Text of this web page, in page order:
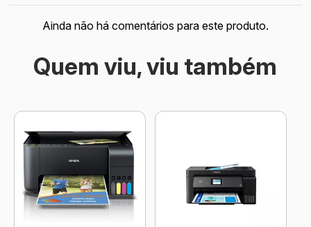
Ainda não há comentários para este produto.
Quem viu, viu também